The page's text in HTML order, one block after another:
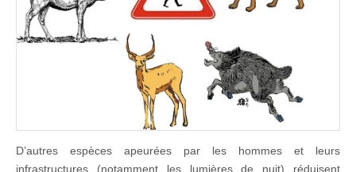
D’autres espèces apeurées par les hommes et leurs
infrastructures (notamment les lumières de nuit) réduisent